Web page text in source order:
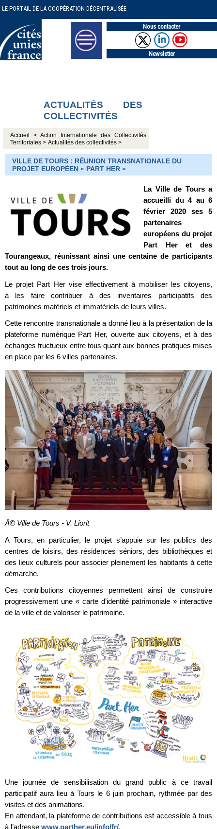
LE PORTAIL DE LA COOPÉRATION DÉCENTRALISÉE
Nous contacter
Newsletter
ACTUALITÉS DES
COLLECTIVITÉS
Accueil >Action Internationale des Collectivités
Territoriales > Actualités des collectivités >
VILLE DE TOURS : RÉUNION TRANSNATIONALE DU
PROJET EUROPÉEN « PART HER »
La Ville de Tours a
accueilli du 4 au 6
février 2020 ses 5
partenaires
européens du projet
Part Her et des
Tourangeaux, réunissant ainsi une centaine de participants
tout au long de ces trois jours.
Le projet Part Her vise effectivement à mobiliser les citoyens,
à les faire contribuer à des inventaires participatifs des
patrimoines matériels et immatériels de leurs villes.
Cette rencontre transnationale a donné lieu à la présentation de la
plateforme numérique Part Her, ouverte aux citoyens, et à des
échanges fructueux entre tous quant aux bonnes pratiques mises
en place par les 6 villes partenaires.
Â© Ville de Tours - V. Liorit
A Tours, en particulier, le projet s’appuie sur les publics des
centres de loisirs, des résidences séniors, des bibliothèques et
des lieux culturels pour associer pleinement les habitants à cette
démarche.
Ces contributions citoyennes permettent ainsi de construire
progressivement une « carte d’identité patrimoniale » interactive
de la ville et de valoriser le patrimoine.
Une journée de sensibilisation du grand public à ce travail
participatif aura lieu à Tours le 6 juin prochain, rythmée par des
visites et des animations.
En attendant, la plateforme de contributions est accessible à tous
à l’adresse www.parther.eu/info/fr/.